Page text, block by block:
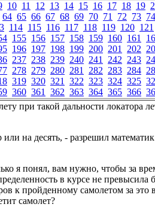
10 11 12 13 14 15 16 17 18 19
64 65 66 67 68 69 70 71 72 73 74
114 115 116 117 118 119 120 121
155 156 157 158 159 160 161
196 197 198 199 200 201 202
237 238 239 240 241 242 243
278 279 280 281 282 283 284
319 320 321 322 323 324 325
360 361 362 363 364 365 366
при такой дальности локатора
на десять, - разрешил
я понял, вам нужно, чтобы за
в курсе не
к пройденному самолетом за
самолет?